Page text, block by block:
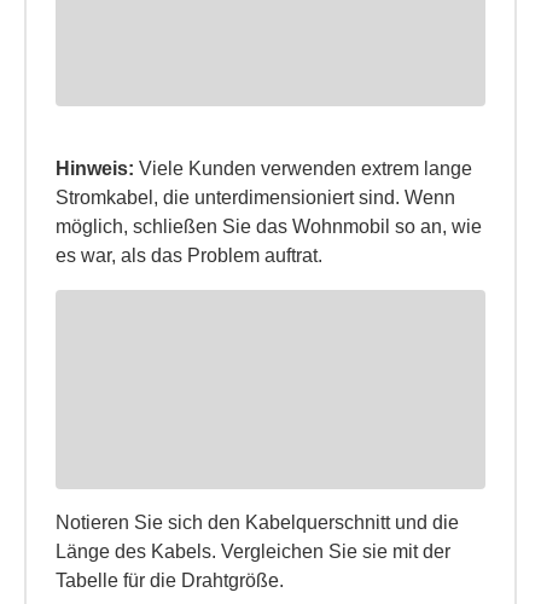
Hinweis: Viele Kunden verwenden extrem lange
Stromkabel, die unterdimensioniert sind. Wenn
möglich, schließen Sie das Wohnmobil so an, wie
es war, als das Problem auftrat.
Notieren Sie sich den Kabelquerschnitt und die
Länge des Kabels. Vergleichen Sie sie mit der
Tabelle für die Drahtgröße.